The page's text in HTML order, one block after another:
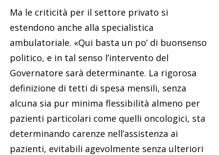
Ma le criticità per il settore privato si
estendono anche alla specialistica
ambulatoriale. «Qui basta un po’ di buonsenso
politico, e in tal senso l’intervento del
Governatore sarà determinante. La rigorosa
definizione di tetti di spesa mensili, senza
alcuna sia pur minima flessibilità almeno per
pazienti particolari come quelli oncologici, sta
determinando carenze nell’assistenza ai
pazienti, evitabili agevolmente senza ulteriori